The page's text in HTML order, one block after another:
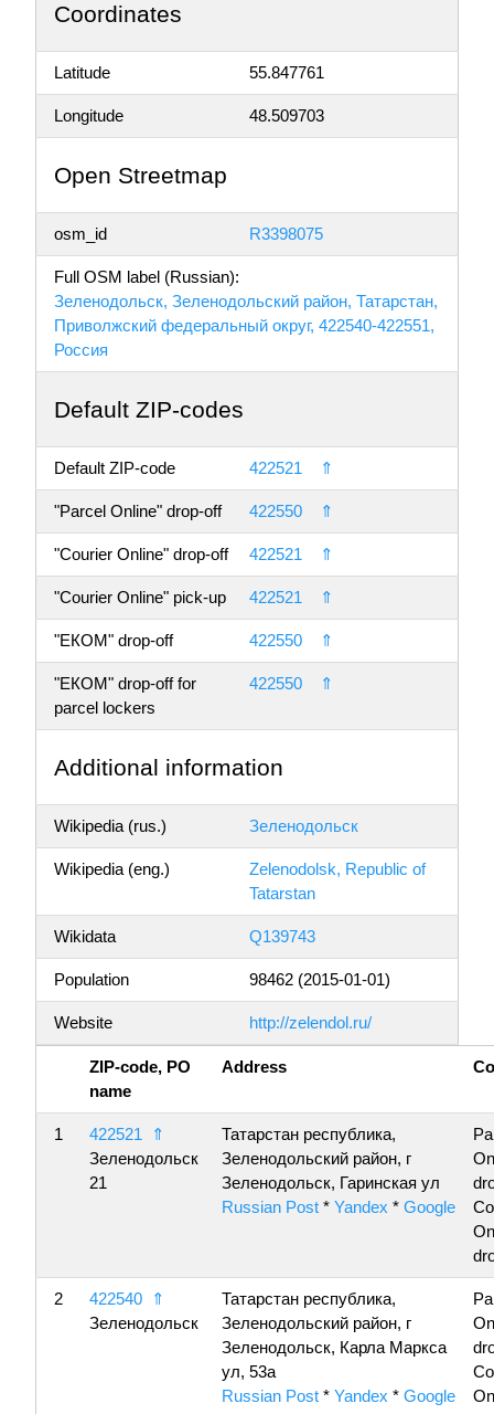
Coordinates
Latitude 55.847761
Longitude 48.509703
Open Streetmap
osm_id R3398075
Full OSM label (Russian):
Зеленодольск, Зеленодольский район, Татарстан,
Приволжский федеральный округ, 422540-422551,
Россия
Default ZIP-codes
Default ZIP-code 422521 ⇑
"Parcel Online" drop-off 422550 ⇑
"Courier Online" drop-off 422521 ⇑
"Courier Online" pick-up 422521 ⇑
"ЕКОМ" drop-off 422550 ⇑
"ЕКОМ" drop-off for
parcel lockers
422550 ⇑
Additional information
Wikipedia (rus.) Зеленодольск
Wikipedia (eng.)
Zelenodolsk, Republic of
Tatarstan
Wikidata Q139743
Population 98462 (2015-01-01)
Website http://zelendol.ru/
ZIP-code, PO
name
Address
1 422521
⇑
Зеленодольск
21
Татарстан республика,
Зеленодольский район, г
Зеленодольск, Гаринская ул
Russian Post * Yandex * Google
2 422540
⇑
Зеленодольск
Татарстан республика,
Зеленодольский район, г
Зеленодольск, Карла Маркса
ул, 53а
Russian Post * Yandex * Google